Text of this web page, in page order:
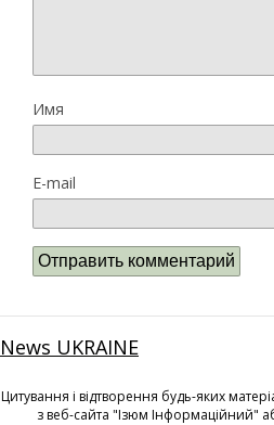
Имя
E-mail
News UKRAINE
Цитування і відтворення будь-яких
з веб-сайта "Ізюм Інформаційний"